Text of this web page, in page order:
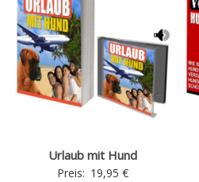
Urlaub mit Hund
Preis: 19,95 €